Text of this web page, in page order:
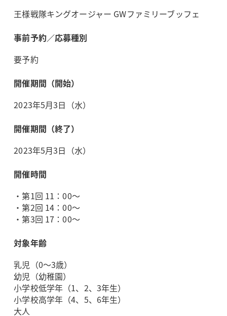
王様戦隊キングオージャー GWファミリーブッフェ
事前予約／応募種別
要予約
開催期間（開始）
2023年5月3日（水）
開催期間（終了）
2023年5月3日（水）
開催時間
・第1回 11：00～
・第2回 14：00～
・第3回 17：00～
対象年齢
乳児（0～3歳）
幼児（幼稚園）
小学校低学年（1、2、3年生）
小学校高学年（4、5、6年生）
大人